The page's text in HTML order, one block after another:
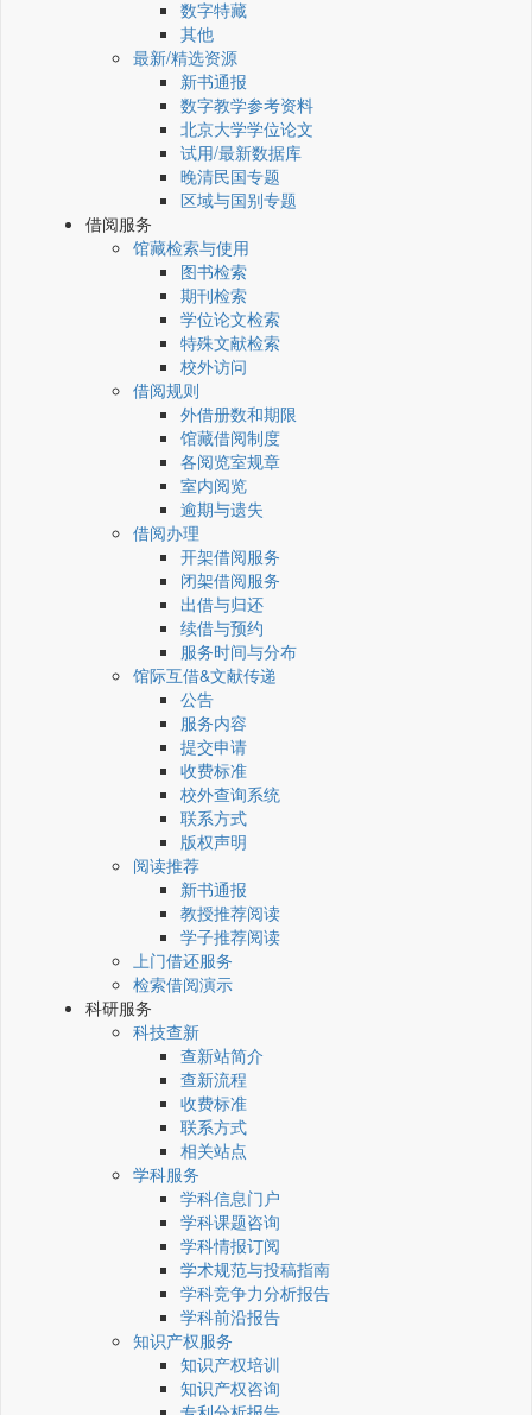
数字特藏
其他
最新/精选资源
新书通报
数字教学参考资料
北京大学学位论文
试用/最新数据库
晚清民国专题
区域与国别专题
借阅服务
馆藏检索与使用
图书检索
期刊检索
学位论文检索
特殊文献检索
校外访问
借阅规则
外借册数和期限
馆藏借阅制度
各阅览室规章
室内阅览
逾期与遗失
借阅办理
开架借阅服务
闭架借阅服务
出借与归还
续借与预约
服务时间与分布
馆际互借&文献传递
公告
服务内容
提交申请
收费标准
校外查询系统
联系方式
版权声明
阅读推荐
新书通报
教授推荐阅读
学子推荐阅读
上门借还服务
检索借阅演示
科研服务
科技查新
查新站简介
查新流程
收费标准
联系方式
相关站点
学科服务
学科信息门户
学科课题咨询
学科情报订阅
学术规范与投稿指南
学科竞争力分析报告
学科前沿报告
知识产权服务
知识产权培训
知识产权咨询